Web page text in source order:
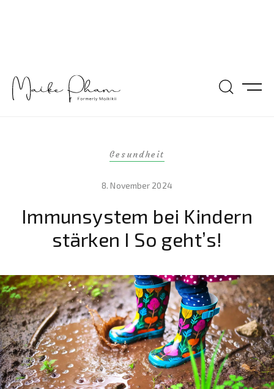
Gesundheit
8. November 2024
Immunsystem bei Kindern
stärken I So geht’s!